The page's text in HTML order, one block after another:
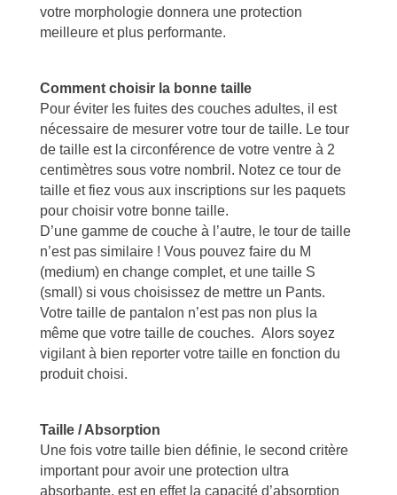
votre morphologie donnera une protection
meilleure et plus performante.
Comment choisir la bonne taille
Pour éviter les fuites des couches adultes, il est
nécessaire de mesurer votre tour de taille. Le tour
de taille est la circonférence de votre ventre à 2
centimètres sous votre nombril. Notez ce tour de
taille et fiez vous aux inscriptions sur les paquets
pour choisir votre bonne taille.
D’une gamme de couche à l’autre, le tour de taille
n’est pas similaire ! Vous pouvez faire du M
(medium) en change complet, et une taille S
(small) si vous choisissez de mettre un Pants.
Votre taille de pantalon n’est pas non plus la
même que votre taille de couches. Alors soyez
vigilant à bien reporter votre taille en fonction du
produit choisi.
Taille / Absorption
Une fois votre taille bien définie, le second critère
important pour avoir une protection ultra
absorbante, est en effet la capacité d’absorption